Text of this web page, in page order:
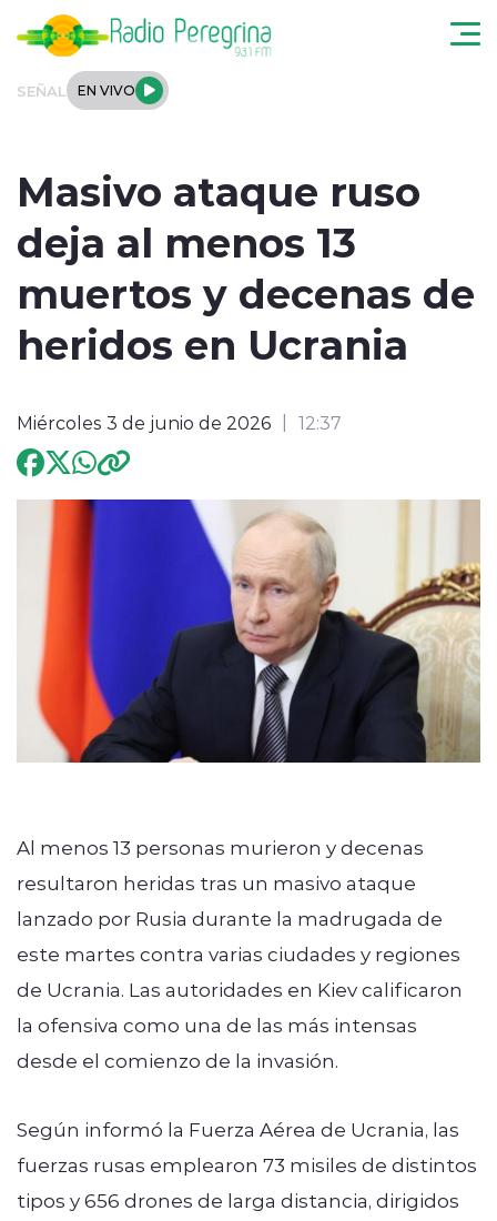
SEÑAL EN VIVO
Tendencias
Podcast
Deportes
Entrevistas
Programación
modo claro
Masivo ataque ruso
deja al menos 13
muertos y decenas de
heridos en Ucrania
Miércoles 3 de junio de 2026 12:37
Al menos 13 personas murieron y decenas
resultaron heridas tras un masivo ataque
lanzado por Rusia durante la madrugada de
este martes contra varias ciudades y regiones
de Ucrania. Las autoridades en Kiev calificaron
la ofensiva como una de las más intensas
desde el comienzo de la invasión.
Según informó la Fuerza Aérea de Ucrania, las
fuerzas rusas emplearon 73 misiles de distintos
tipos y 656 drones de larga distancia, dirigidos